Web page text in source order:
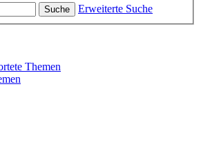
Suche Erweiterte Suche
Themen